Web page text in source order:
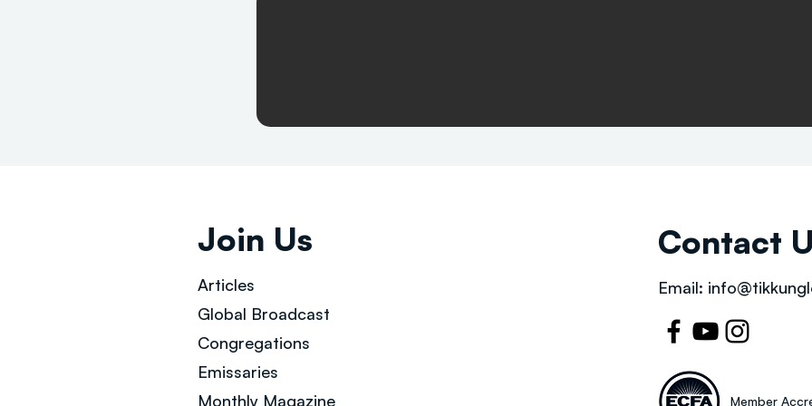
Join Us
Articles
Global Broadcast
Congregations
Emissaries
Monthly Magazine
Contact
Email:
Member